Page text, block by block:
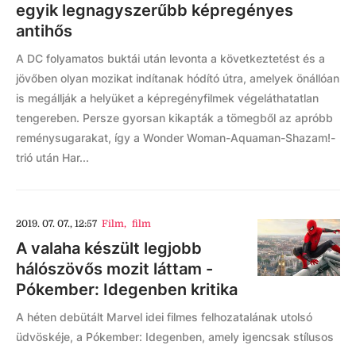
egyik legnagyszerűbb képregényes
antihős
A DC folyamatos buktái után levonta a következtetést és a
jövőben olyan mozikat indítanak hódító útra, amelyek önállóan
is megállják a helyüket a képregényfilmek végeláthatatlan
tengereben. Persze gyorsan kikapták a tömegből az apróbb
reménysugarakat, így a Wonder Woman-Aquaman-Shazam!-
trió után Har...
2019. 07. 07., 12:57 Film, film
A valaha készült legjobb
hálószövős mozit láttam -
Pókember: Idegenben kritika
A héten debütált Marvel idei filmes felhozatalának utolsó
üdvöskéje, a Pókember: Idegenben, amely igencsak stílusos